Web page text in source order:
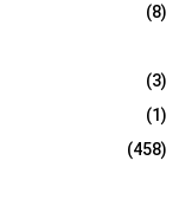
(8)
(3)
(1)
(458)